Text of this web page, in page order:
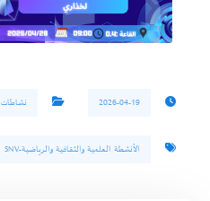
2026-04-19 نشاطات
الأنشطة العلمية والثقافية والرياضية-SNV